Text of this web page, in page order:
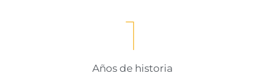
Años de historia
1